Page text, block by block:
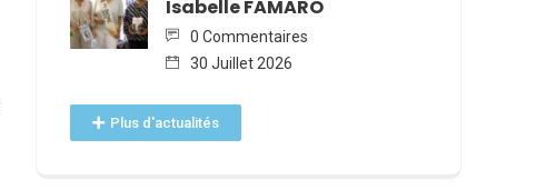
Isabelle FAMARO
0 Commentaires
30 Juillet 2026
Plus d'actualités